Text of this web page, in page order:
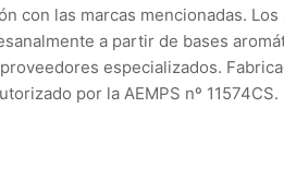
con las marcas mencionadas.
a partir de bases
especializados.
por la AEMPS nº 11574CS.